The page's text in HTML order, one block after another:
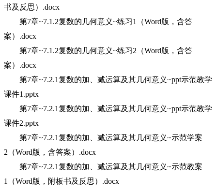
书及反思）.docx
第7章~7.1.2复数的几何意义~练习1（Word版，含答
案）.docx
第7章~7.1.2复数的几何意义~练习2（Word版，含答
案）.docx
第7章~7.2.1复数的加、减运算及其几何意义~ppt示范教学
课件1.pptx
第7章~7.2.1复数的加、减运算及其几何意义~ppt示范教学
课件2.pptx
第7章~7.2.1复数的加、减运算及其几何意义~示范学案
2（Word版，含答案）.docx
第7章~7.2.1复数的加、减运算及其几何意义~示范教案
1（Word版，附板书及反思）.docx